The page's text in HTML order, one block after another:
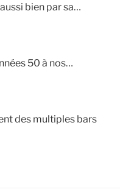
bien par sa…
50 à nos…
des multiples bars